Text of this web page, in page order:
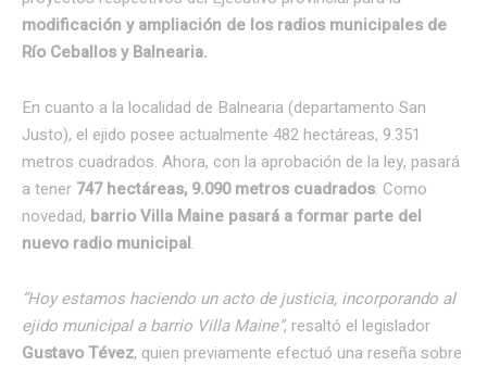
modificación y ampliación de los radios municipales de
Río Ceballos y Balnearia.
En cuanto a la localidad de Balnearia (departamento San
Justo), el ejido posee actualmente 482 hectáreas, 9.351
metros cuadrados. Ahora, con la aprobación de la ley, pasará
a tener 747 hectáreas, 9.090 metros cuadrados. Como
novedad, barrio Villa Maine pasará a formar parte del
nuevo radio municipal.
“Hoy estamos haciendo un acto de justicia, incorporando al
ejido municipal a barrio Villa Maine”, resaltó el legislador
Gustavo Tévez, quien previamente efectuó una reseña sobre